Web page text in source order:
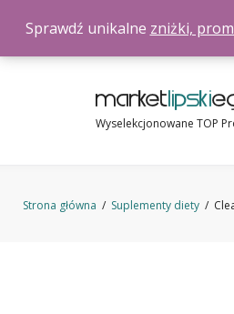
Wyselekcjonowane TOP
Strona główna / Suplementy diety /
Sprawdź unikalne zniżki,